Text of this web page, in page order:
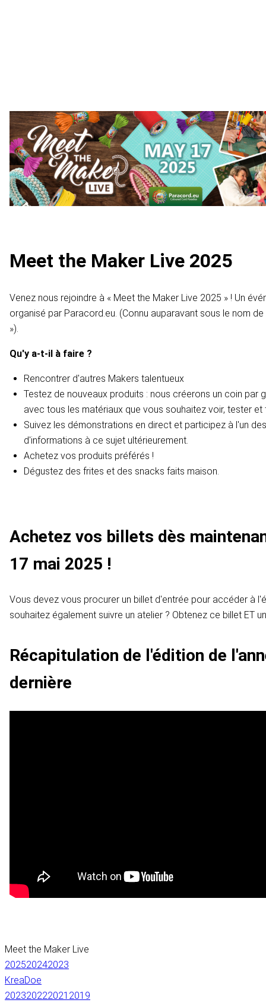
Meet the Maker Live
202520242023
KreaDoe
202320222021 2019
Meet the Maker Live 2025
Venez nous rejoindre à « Meet the Maker Live 2025 » ! Un
organisé par Paracord.eu. (Connu auparavant sous le nom
»).
Qu'y a-t-il à faire ?
Rencontrer d'autres Makers talentueux
Testez de nouveaux produits : nous créerons un coin par
avec tous les matériaux que vous souhaitez voir, tester
Suivez les démonstrations en direct et participez à l'un
d'informations à ce sujet ultérieurement.
Achetez vos produits préférés !
Dégustez des frites et des snacks faits maison.
Achetez vos billets dès
17 mai 2025 !
Vous devez vous procurer un billet d'entrée pour accéder à
souhaitez également suivre un atelier ? Obtenez ce billet ET
Récapitulation de l'édition de
dernière